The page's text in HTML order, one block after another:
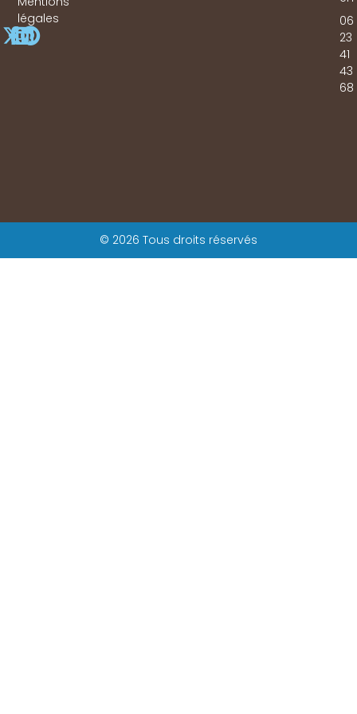
légales
06
23
41
43
68
© 2026 Tous droits réservés